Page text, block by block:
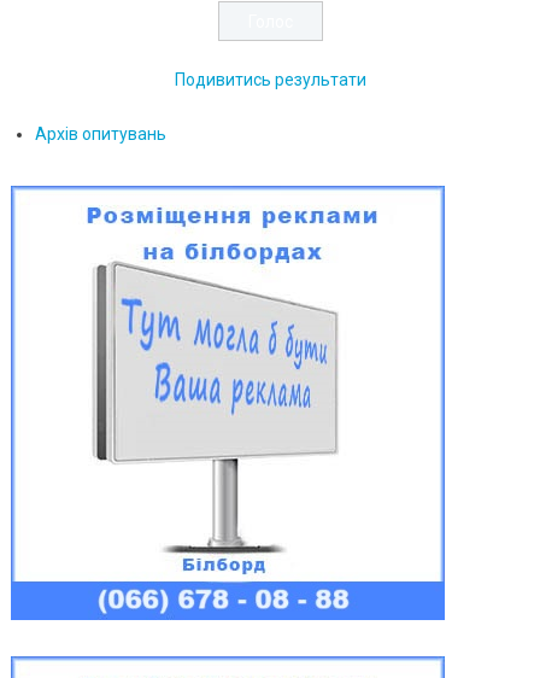
Подивитись результати
Архів опитувань